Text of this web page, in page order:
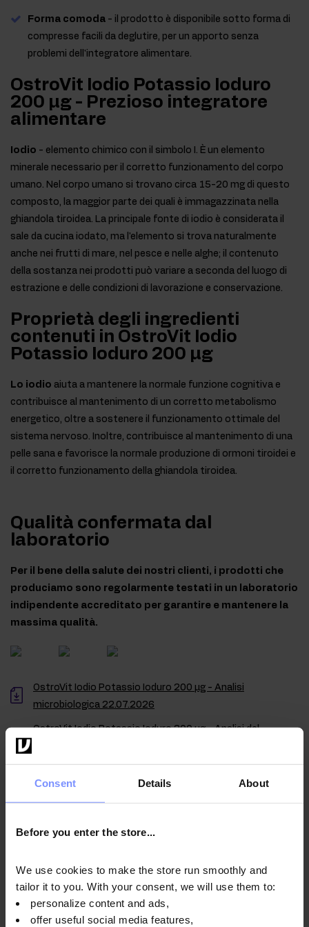
Consent Details About
Before you enter the store...
We use cookies to make the store run smoothly and
tailor it to you. With your consent, we will use them to:
personalize content and ads,
offer useful social media features,
Forma comoda - il prodotto è disponibile sotto forma di
compresse facili da deglutire, per un apporto senza
problemi dell'integratore alimentare.
OstroVit Iodio Potassio Ioduro
200 μg - Prezioso integratore
alimentare
Iodio - elemento chimico con il simbolo I. È un elemento
minerale necessario per il corretto funzionamento del corpo
umano. Nel corpo umano si trovano circa 15-20 mg di questo
composto, la maggior parte dei quali è immagazzinata nella
ghiandola tiroidea. La principale fonte di iodio è considerata il
sale da cucina iodato, ma l'elemento si trova naturalmente
anche nei frutti di mare, nel pesce e nelle alghe; il contenuto
della sostanza nei prodotti può variare a seconda del luogo di
estrazione e delle condizioni di lavorazione e conservazione.
Proprietà degli ingredienti
contenuti in OstroVit Iodio
Potassio Ioduro 200 μg
Lo iodio aiuta a mantenere la normale funzione cognitiva e
contribuisce al mantenimento di un corretto metabolismo
energetico, oltre a sostenere il funzionamento ottimale del
sistema nervoso. Inoltre, contribuisce al mantenimento di una
pelle sana e favorisce la normale produzione di ormoni tiroidei e
il corretto funzionamento della ghiandola tiroidea.
Qualità confermata dal
laboratorio
Per il bene della salute dei nostri clienti, i prodotti che
produciamo sono regolarmente testati in un laboratorio
indipendente accreditato per garantire e mantenere la
massima qualità.
OstroVit Iodio Potassio Ioduro 200 μg - Analisi
microbiologica 22.07.2026
OstroVit Iodio Potassio Ioduro 200 μg - Analisi del
microbiologica 15.11.2024
Informazioni nutrizionali